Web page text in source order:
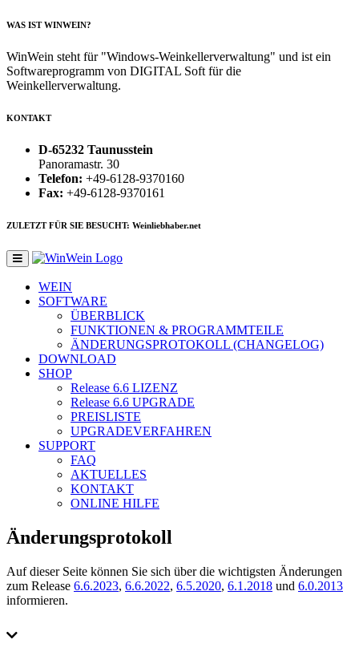
WAS IST WINWEIN?
WinWein steht für "Windows-Weinkellerverwaltung" und ist ein
Softwareprogramm von DIGITAL Soft für die
Weinkellerverwaltung.
KONTAKT
D-65232 Taunusstein
Panoramastr. 30
Telefon: +49-6128-9370160
Fax: +49-6128-9370161
ZULETZT FÜR SIE BESUCHT: Weinliebhaber.net
WEIN
SOFTWARE
ÜBERBLICK
FUNKTIONEN & PROGRAMMTEILE
ÄNDERUNGSPROTOKOLL (CHANGELOG)
DOWNLOAD
SHOP
Release 6.6 LIZENZ
Release 6.6 UPGRADE
PREISLISTE
UPGRADEVERFAHREN
SUPPORT
FAQ
AKTUELLES
KONTAKT
ONLINE HILFE
Änderungsprotokoll
Auf dieser Seite können Sie sich über die wichtigsten Änderungen
zum Release 6.6.2023, 6.6.2022, 6.5.2020, 6.1.2018 und 6.0.2013
informieren.